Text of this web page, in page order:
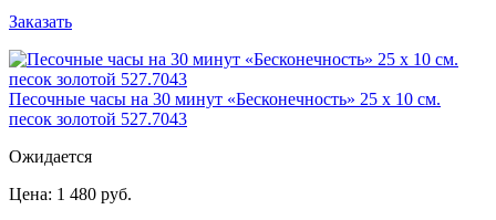
Заказать
Песочные часы на 30 минут «Бесконечность» 25 х 10 см.
песок золотой 527.7043
Ожидается
Цена: 1 480 руб.